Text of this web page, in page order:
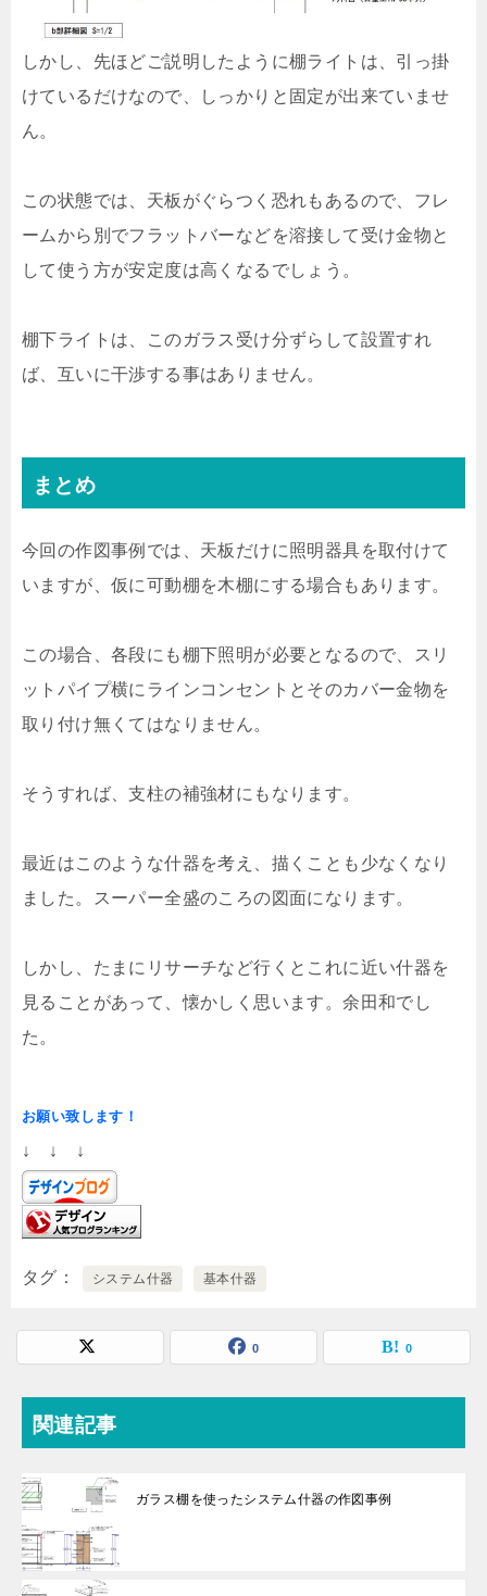
しかし、先ほどご説明したように棚ライトは、引っ掛
けているだけなので、しっかりと固定が出来ていませ
ん。
この状態では、天板がぐらつく恐れもあるので、フレ
ームから別でフラットバーなどを溶接して受け金物と
して使う方が安定度は高くなるでしょう。
棚下ライトは、このガラス受け分ずらして設置すれ
ば、互いに干渉する事はありません。
まとめ
今回の作図事例では、天板だけに照明器具を取付けて
いますが、仮に可動棚を木棚にする場合もあります。
この場合、各段にも棚下照明が必要となるので、スリ
ットパイプ横にラインコンセントとそのカバー金物を
取り付け無くてはなりません。
そうすれば、支柱の補強材にもなります。
最近はこのような什器を考え、描くことも少なくなり
ました。スーパー全盛のころの図面になります。
しかし、たまにリサーチなど行くとこれに近い什器を
見ることがあって、懐かしく思います。余田和でし
た。
お願い致します！
↓ ↓ ↓
タグ システム什器 基本什器
0 0
関連記事
ガラス棚を使ったシステム什器の作図事例